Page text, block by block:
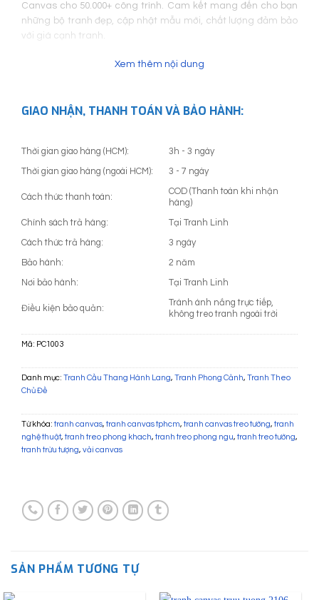
Canvas cho 50.000+ công trình. Cam kết mang đến cho bạn
những bộ tranh đẹp, cập nhật mẫu mới, chất lượng đảm bảo
với giá cạnh tranh.
Xem thêm nội dung
GIAO NHẬN, THANH TOÁN VÀ BẢO HÀNH:
Thời gian giao hàng (HCM):
3h - 3 ngày
Thời gian giao hàng (ngoài HCM):
3 - 7 ngày
Cách thức thanh toán:
COD (Thanh toán khi nhận
hàng)
Chính sách trả hàng:
Tại Tranh Linh
Cách thức trả hàng:
3 ngày
Bảo hành:
2 năm
Nơi bảo hành:
Tại Tranh Linh
Điều kiện bảo quản:
Tránh ánh nắng trực tiếp,
không treo tranh ngoài trời
Mã: PC1003
Danh mục: Tranh Cầu Thang Hành Lang, Tranh Phong Cảnh,
Tranh Theo
Chủ Đề
Từ khóa: tranh canvas, tranh canvas tphcm, tranh canvas treo tường, tranh
nghệ thuật, tranh treo phong khach, tranh treo phong ngu, tranh treo tường,
tranh trừu tượng, vải canvas
SẢN PHẨM TƯƠNG TỰ